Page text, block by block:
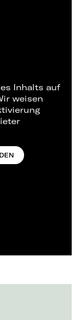
Inhalts auf
weisen